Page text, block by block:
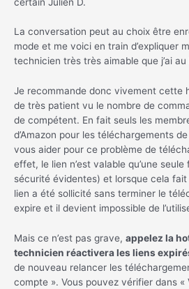
La conversation peut au choix être
mode et me voici en train d’expliquer
technicien très très aimable que j’ai
Je recommande donc vivement cette
de très patient vu le nombre de
de compétent. En fait seuls les
d’Amazon pour les téléchargements
vous aider pour ce problème de
effet, le lien n’est valable qu’une
sécurité évidentes) et lorsque cela
lien a été sollicité sans terminer le
expire et il devient impossible de
Mais ce n’est pas grave, appelez la
technicien réactivera les liens
de nouveau relancer les
compte ». Vous pouvez vérifier dans «